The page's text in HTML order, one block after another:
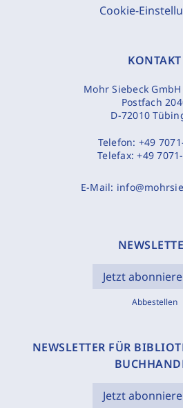
Cookie-
KONTAKT
Mohr Siebeck GmbH
Postfach
D-72010
Telefon: +49
Telefax:+49
E-Mail:
Jetzt
Abbestellen
NEWSLETTER FÜR
Jetzt